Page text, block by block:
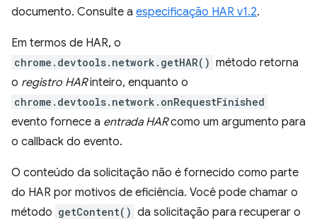
documento. Consulte a especificação HAR v1.2.
Em termos de HAR, o
chrome.devtools.network.getHAR() método retorna
o registro HARinteiro, enquanto o
chrome.devtools.network.onRequestFinished
evento fornece a entrada HARcomo um argumento para
o callback do evento.
O conteúdo da solicitação não é fornecido como parte
do HAR por motivos de eficiência. Você pode chamar o
método getContent() da solicitação para recuperar o